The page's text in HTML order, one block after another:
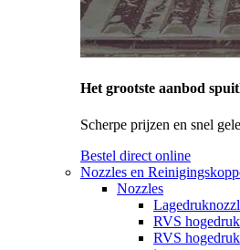
Het grootste aanbod
Scherpe prijzen en snel
Bestel direct online
Nozzles en
Nozzles
RVS
RVS